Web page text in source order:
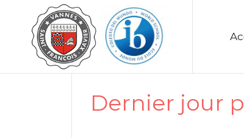
Dernier jour